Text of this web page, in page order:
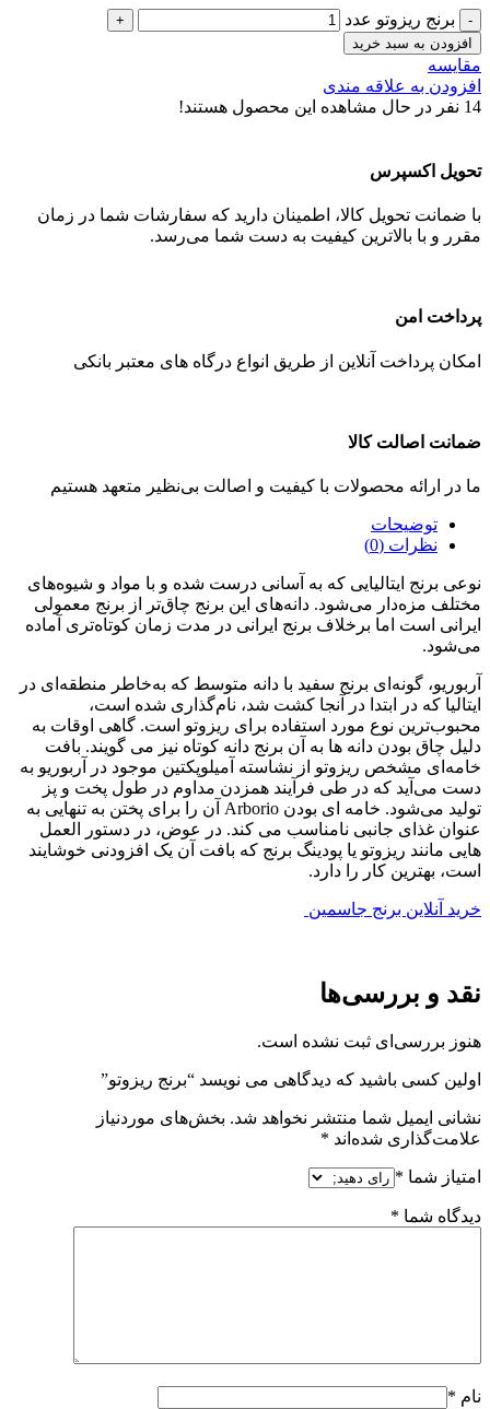
برنج ریزوتو عدد
افزودن به سبد خرید
مقایسه
افزودن به علاقه مندی
14 نفر در حال مشاهده این محصول هستند!
تحویل اکسپرس
با ضمانت تحویل کالا، اطمینان دارید که سفارشات شما در زمان
مقرر و با بالاترین کیفیت به دست شما می‌رسد.
پرداخت امن
امکان پرداخت آنلاین از طریق انواع درگاه های معتبر بانکی
ضمانت اصالت کالا
ما در ارائه محصولات با کیفیت و اصالت بی‌نظیر متعهد هستیم
توضیحات
نظرات (0)
نوعی برنج ایتالیایی که به آسانی درست شده و با مواد و شیوه‌های
مختلف مزه‌دار می‌شود. دانه‌های این برنج چاق‌تر از برنج معمولی
ایرانی است اما برخلاف برنج ایرانی در مدت زمان کوتاه‌تری آماده
می‌شود.
آربوریو، گونه‌ای برنج سفید با دانه متوسط ​​که به‌خاطر منطقه‌ای در
ایتالیا که در ابتدا در آنجا کشت شد، نام‌گذاری شده است،
محبوب‌ترین نوع مورد استفاده برای ریزوتو است. گاهی اوقات به
دلیل چاق بودن دانه ها به آن برنج دانه کوتاه نیز می گویند. بافت
خامه‌ای مشخص ریزوتو از نشاسته آمیلوپکتین موجود در آربوریو به
دست می‌آید که در طی فرآیند همزدن مداوم در طول پخت و پز
تولید می‌شود. خامه ای بودن Arborio آن را برای پختن به تنهایی به
عنوان غذای جانبی نامناسب می کند. در عوض، در دستور العمل
هایی مانند ریزوتو یا پودینگ برنج که بافت آن یک افزودنی خوشایند
است، بهترین کار را دارد.
خرید آنلاین برنج جاسمین
نقد و بررسی‌ها
هنوز بررسی‌ای ثبت نشده است.
اولین کسی باشید که دیدگاهی می نویسد “برنج ریزوتو”
نشانی ایمیل شما منتشر نخواهد شد. بخش‌های موردنیاز
علامت‌گذاری شده‌اند *
امتیاز شما *
دیدگاه شما *
نام *